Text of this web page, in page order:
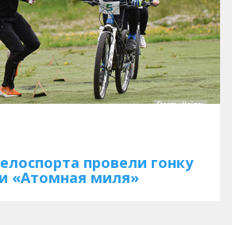
провели гонку
«Атомная миля»